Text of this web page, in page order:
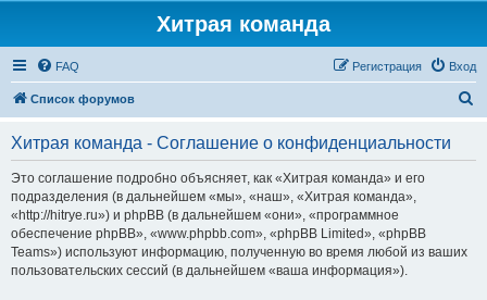
Хитрая команда
FAQ Вход
Регистрация
Список форумов
Хитрая команда - Соглашение о конфиденциальности
Это соглашение подробно объясняет, как «Хитрая команда» и его
подразделения (в дальнейшем «мы», «наш», «Хитрая команда»,
«http://hitrye.ru») и phpBB (в дальнейшем «они», «программное
обеспечение phpBB», «www.phpbb.com», «phpBB Limited», «phpBB
Teams») используют информацию, полученную во время любой из ваших
пользовательских сессий (в дальнейшем «ваша информация»).